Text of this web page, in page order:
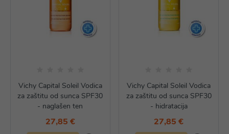
Vichy Capital Soleil Vodica
za zaštitu od sunca SPF30
- naglašen ten
27,85 €
Vichy Capital Soleil Vodica
za zaštitu od sunca SPF30
- hidratacija
27,85 €